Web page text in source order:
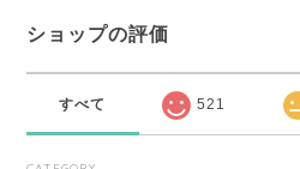
ショップの評価
すべて 521